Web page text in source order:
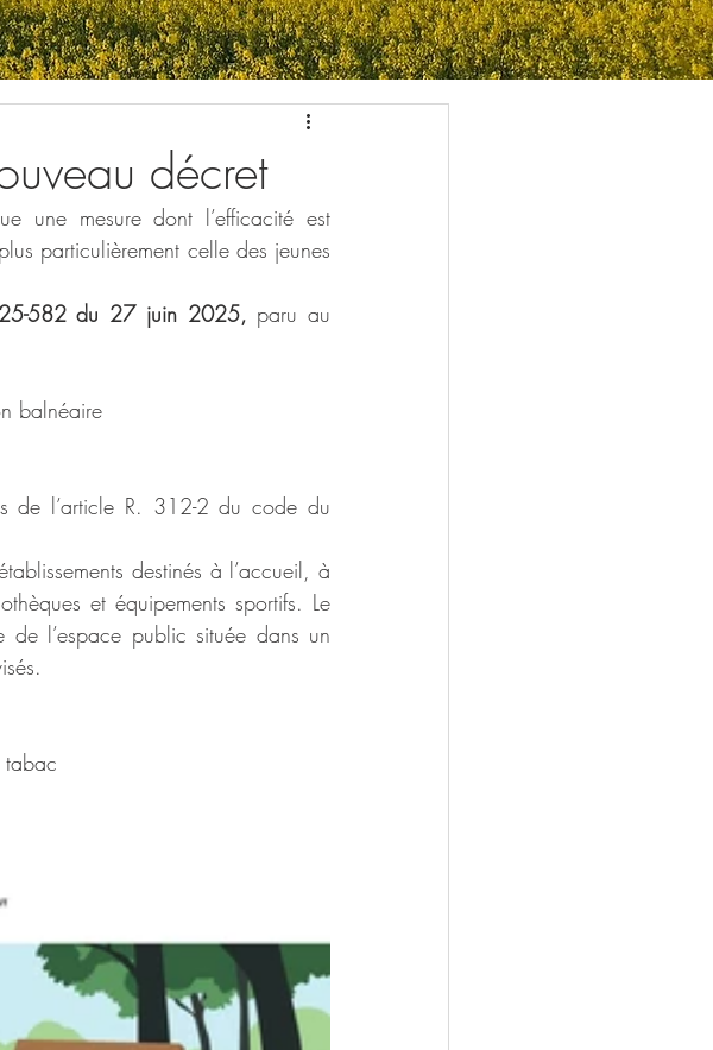
décret
une mesure dont l’efficacité est
particulièrement celle des jeunes
582 du 27 juin 2025, paru au
balnéaire
de l’article R. 312-2 du code du
destinés à l’accueil, à
et équipements sportifs. Le
de l’espace public située dans un
tabac